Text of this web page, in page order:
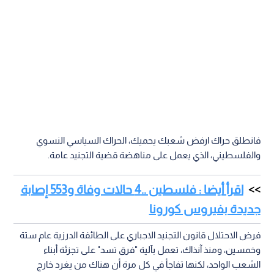
فانطلق حراك ارفض شعبك يحميك، الحراك السياسي النسوي
والفلسطيني، الذي يعمل على مناهضة قضية التجنيد عامة.
اقرأ أيضا : فلسطين ..4 حالات وفاة و553 إصابة
جديدة بفيروس كورونا
فرض الاحتلال قانون التجنيد الاجباري على الطائفة الدرزية عام ستة
وخمسين، ومنذ آنذاك، تعمل بآلية "فرق تسد" على تجزئة أبناء
الشعب الواحد، لكنها تفاجأ في كل مرة أن هناك من يغرد خارج